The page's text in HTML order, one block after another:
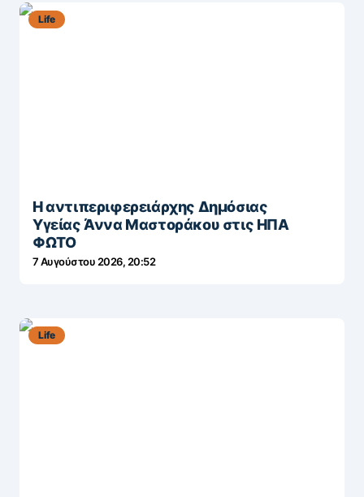
Life
Η αντιπεριφερειάρχης Δημόσιας
Υγείας Άννα Μαστοράκου στις ΗΠΑ
ΦΩΤΟ
7 Αυγούστου 2026, 20:52
Life